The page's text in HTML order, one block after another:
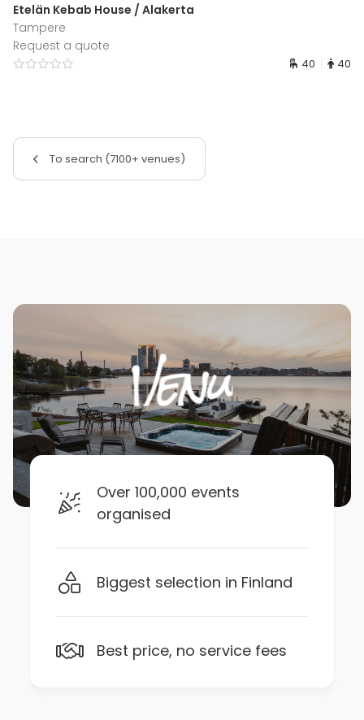
Etelän Kebab House / Alakerta
Tampere
Request a quote
40 40
To search (7100+ venues)
Over 100,000 events
organised
Biggest selection in Finland
Best price, no service fees